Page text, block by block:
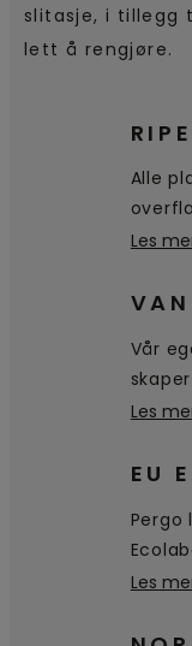
slitasje, i tillegg
lett å rengjøre.
Alle
Les
Vår
Det
Les
EU
Pergo
for
Les